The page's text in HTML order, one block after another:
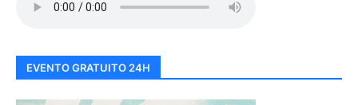
EVENTO GRATUITO 24H